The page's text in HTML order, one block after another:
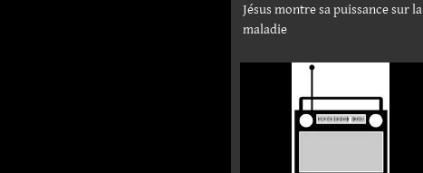
Jésus montre sa puissance sur la
maladie